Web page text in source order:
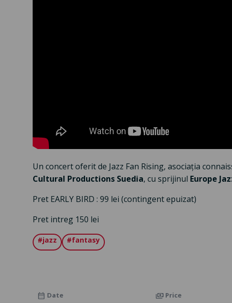
Un concert oferit de Jazz Fan Rising, asociația
Cultural Productions Suedia, cu sprijinul Europe
Pret EARLY BIRD : 99 lei (contingent epuizat)
Pret intreg 150 lei
#jazz #fantasy
calendar_month Date payments Price